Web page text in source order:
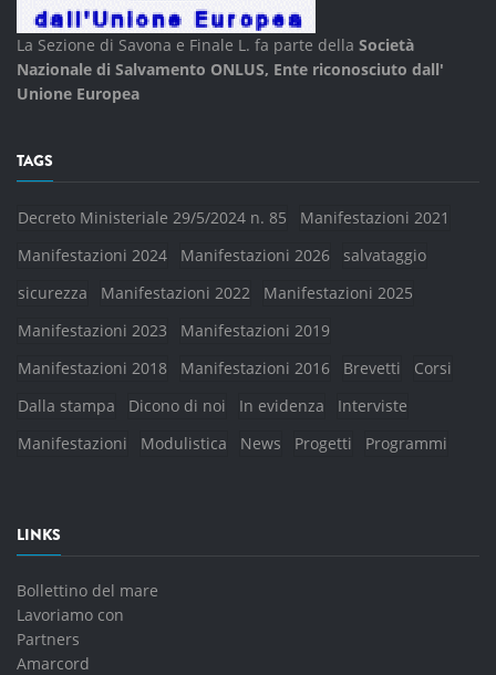
La Sezione di Savona e Finale L. fa parte della Società
Nazionale di Salvamento ONLUS, Ente riconosciuto dall'
Unione Europea
TAGS
Decreto Ministeriale 29/5/2024 n. 85
Manifestazioni 2021
Manifestazioni 2024
Manifestazioni 2026
salvataggio
sicurezza
Manifestazioni 2022
Manifestazioni 2025
Manifestazioni 2023
Manifestazioni 2019
Manifestazioni 2018
Manifestazioni 2016 Brevetti
Corsi
Dalla stampa
Dicono di noi In evidenza
Interviste
Manifestazioni
Modulistica News Progetti Programmi
LINKS
Bollettino del mare
Lavoriamo con
Partners
Amarcord